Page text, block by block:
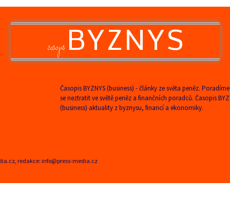
časopisBYZNYS
Časopis BYZNYS (business) - články ze světa peněz.
se neztratit ve světě peněz a finančních poradců. Časopis
(business) aktuality z byznysu, financí a ekonomiky.
redakce: info@press-media.cz